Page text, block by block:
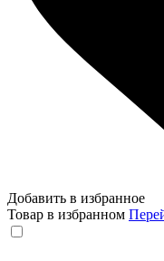
Добавить в избранное
Товар в избранном